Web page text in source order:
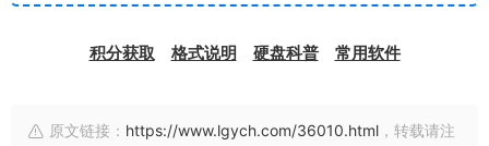
积分获取 格式说明 硬盘科普 常用软件
原文链接： https://www.lgych.com/36010.html ，转载请注